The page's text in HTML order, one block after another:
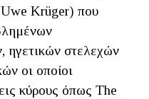
Krüger) που
ηγετικών στελεχών
οι οποίοι
κύρους όπως The